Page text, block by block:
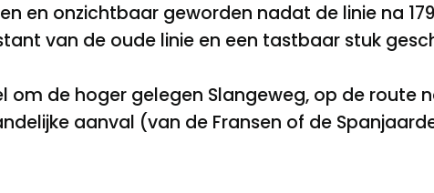
en onzichtbaar geworden nadat de linie na
van de oude linie en een tastbaar stuk
om de hoger gelegen Slangeweg, op de route
aanval (van de Fransen of de